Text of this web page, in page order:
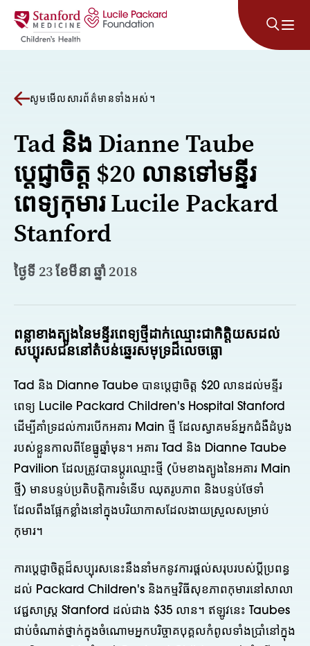
រំលងទៅមាតិកា
សូមមើលសារព័ត៌មានទាំងអស់។
Tad និង Dianne Taube
ប្តេជ្ញាចិត្ត $20 លានទៅមន្ទីរ
ពេទ្យកុមារ Lucile Packard
Stanford
ថ្ងៃទី 23 ខែមីនា ឆ្នាំ 2018
ពន្លាខាងត្បូងនៃមន្ទីរពេទ្យថ្មីដាក់ឈ្មោះជាកិត្តិយសដល់
សប្បុរសជននៅតំបន់ឆ្នេរសមុទ្រដ៏លេចធ្លោ
Tad និង Dianne Taube បានប្តេជ្ញាចិត្ត $20 លានដល់មន្ទីរ
ពេទ្យ Lucile Packard Children's Hospital Stanford
ដើម្បីគាំទ្រដល់ការបើកអគារ Main ថ្មី ដែលស្វាគមន៍អ្នកជំងឺដំបូង
របស់ខ្លួនកាលពីខែធ្នូឆ្នាំមុន។ អគារ Tad និង Dianne Taube
Pavilion ដែលត្រូវបានប្តូរឈ្មោះថ្មី (ប៉មខាងត្បូងនៃអគារ Main
ថ្មី) មានបន្ទប់ប្រតិបត្តិការទំនើប ឈុតរូបភាព និងបន្ទប់ថែទាំ
ដែលពឹងផ្អែកខ្លាំងនៅក្នុងបរិយាកាសដែលងាយស្រួលសម្រាប់
កុមារ។
ការប្តេជ្ញាចិត្តដ៏សប្បុរសនេះនឹងនាំមកនូវការផ្តល់សរុបរបស់ប្តីប្រពន្ធ
ដល់ Packard Children's និងកម្មវិធីសុខភាពកុមារនៅសាលា
វេជ្ជសាស្ត្រ Stanford ដល់ជាង $35 លាន។ ឥឡូវនេះ Taubes
ជាប់ចំណាត់ថ្នាក់ក្នុងចំណោមអ្នកបរិច្ចាគបុគ្គលកំពូលទាំងប្រាំនៅក្នុង